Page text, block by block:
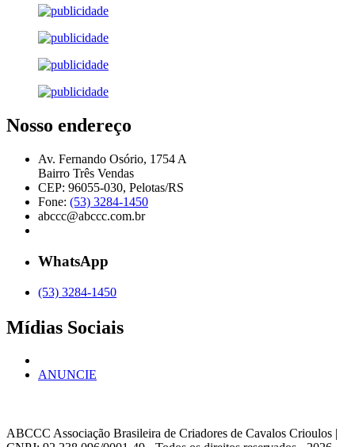
Nosso endereço
Av. Fernando Osório, 1754 A
Bairro Três Vendas
CEP: 96055-030, Pelotas/RS
Fone: (53) 3284-1450
abccc@abccc.com.br
WhatsApp
(53) 3284-1450
Mídias Sociais
ANUNCIE
ABCCC Associação Brasileira de Criadores de Cavalos Crioulos |